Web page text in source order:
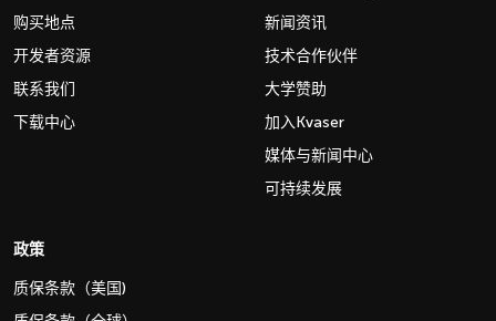
购买地点
开发者资源
联系我们
下载中心
新闻资讯
技术合作伙伴
大学赞助
加入Kvaser
媒体与新闻中心
可持续发展
政策
质保条款（美国)